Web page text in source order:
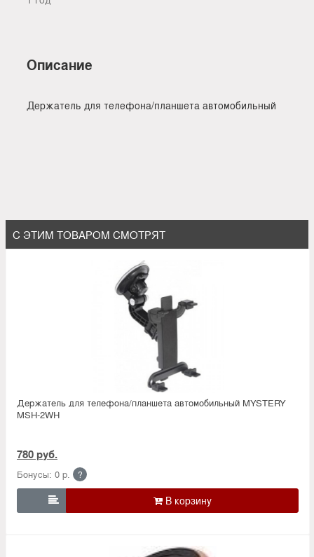
Описание
Держатель для телефона/планшета автомобильный
С ЭТИМ ТОВАРОМ СМОТРЯТ
Держатель для телефона/планшета автомобильный MYSTERY
MSH-2WH
780 руб.
Бонусы: 0 р. ?
